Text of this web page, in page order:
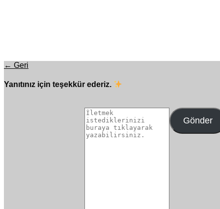
← Geri
Yanıtınız için teşekkür ederiz.
Gönder